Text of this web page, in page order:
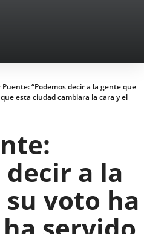
Puente: “Podemos decir a la gente que
esta ciudad cambiara la cara y el
decir a la
voto ha